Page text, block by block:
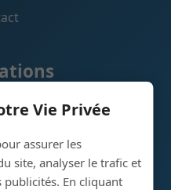
Vie Privée
assurer les
site, analyser le trafic et
En cliquant
et Échange
Site